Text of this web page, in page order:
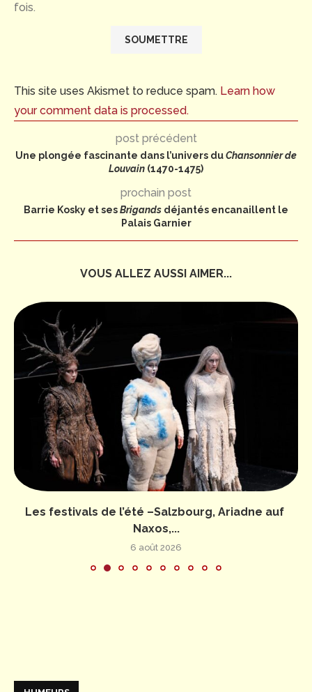
fois.
This site uses Akismet to reduce spam. Learn how
your comment data is processed.
post précédent
Une plongée fascinante dans l’univers duChansonnier de
Louvain (1470-1475)
prochain post
Barrie Kosky et sesBrigands déjantés encanaillent le
Palais Garnier
VOUS ALLEZ AUSSI AIMER...
Les festivals de l’été –Salzbourg, Ariadne auf
Naxos,...
6 août 2026